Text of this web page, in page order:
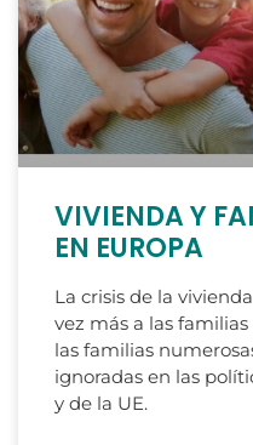
VIVIENDA Y
EN EUROPA
La crisis de la
vez más a las
las familias
ignoradas en las
y de la UE.